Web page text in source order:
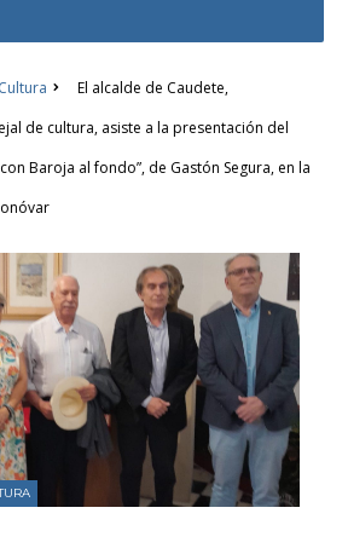
Cultura
El alcalde de Caudete,
de cultura, asiste a la presentación del
Baroja al fondo”, de Gastón Segura, en la